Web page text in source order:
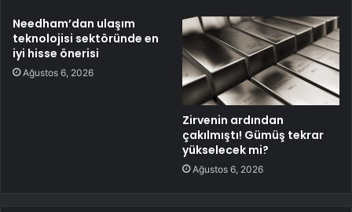
Needham’dan ulaşım
teknolojisi sektöründe en
iyi hisse önerisi
Ağustos 6, 2026
Zirvenin ardından
çakılmıştı! Gümüş tekrar
yükselecek mi?
Ağustos 6, 2026